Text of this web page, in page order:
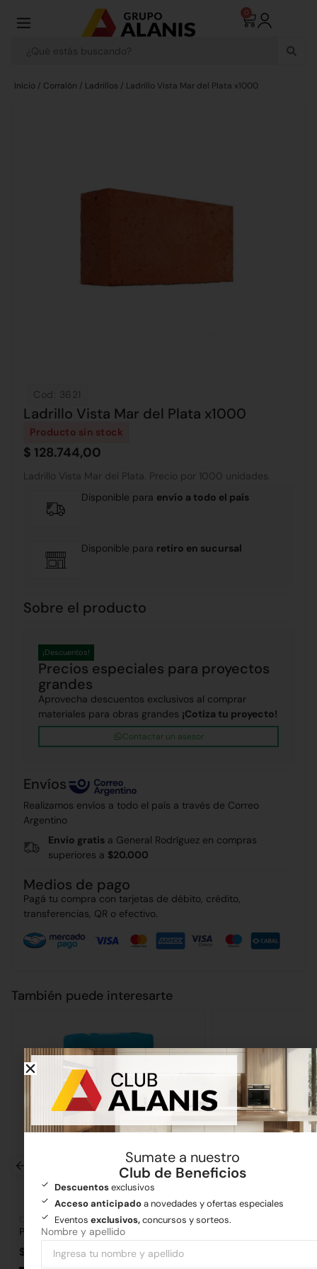
0
Inicio / Corralón / Ladrillos / Ladrillo Vista Mar del Plata x1000
Cod: 3621
Ladrillo Vista Mar del Plata x1000
Producto sin stock
$ 128.744,00
Ladrillo Vista Mar del Plata. Precio por 1000 unidades.
Disponible para envío a todo el país
Disponible para retiro en sucursal
Sobre el producto
Precios especiales para proyectos
grandes
¡Descuentos!
Aprovecha descuentos exclusivos al comprar
materiales para obras grandes ¡Cotiza tu proyecto!
Contactar un asesor
Envíos
Realizamos envíos a todo el país a través de Correo
Argentino
Envío gratis a General Rodríguez en compras
superiores a $20.000
Medios de pago
Pagá tu compra con tarjetas de débito, crédito,
transferencias, QR o efectivo.
También puede interesarte
Cementos
$ 8.294,01
Corralón
Sumate a nuestro
Club de Beneficios
Descuentosexclusivos
Acceso anticipadoa novedades y ofertas especiales
Eventos exclusivos,concursos y sorteos.
Nombre y apellido